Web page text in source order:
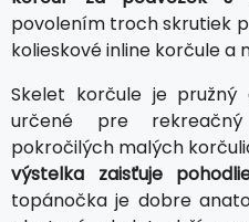
povolením troch skrutiek
kolieskové inline korčule a
Skelet korčule je
určené pre
pokročilých malých
výstelka zaisťuje
topánočka je dobre